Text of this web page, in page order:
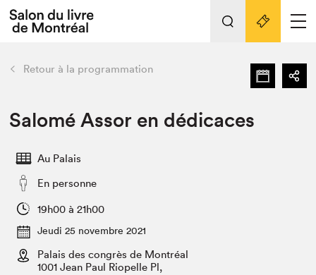
Espace exposant⋅e⋅s
L'événement
Préparer sa visite au Salon
Actualités
SLM PRO
retour Nos activités
Préparer sa visite
Salon au Palais
Projets partenaires
Liens pratiques
Retour à la programmation
Salomé Assor en dédicaces
Au Palais
En personne
19h00 à 21h00
Jeudi 25 novembre 2021
Palais des congrès de Montréal
1001 Jean Paul Riopelle Pl,